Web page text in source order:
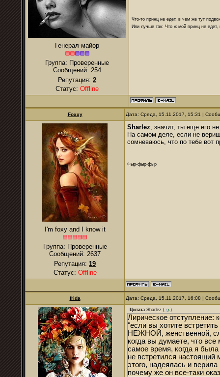
Генерал-майор
Группа: Проверенные
Сообщений: 254
Репутация: 2
Статус: Offline
Что-то принц не едет, в чем же тут
Или лучше так: Что ж мой принц не едет,
Foxxy Дата: Среда, 15.11.2017, 15:31 |
I'm foxy and I know it
Группа: Проверенные
Сообщений: 2637
Репутация: 19
Статус: Offline
Sharlez, значит, ты еще его
На самом деле, если не
сомневаюсь, что по тебе вот
Фыр-фыр-фыр
frida Дата: Среда, 15.11.2017, 16:08 |
Цитата Sharlez ( )
Лирическое отступление:
"если вы хотите
НЕЖНОЙ, женственной,
когда вы думаете, что
самое время, когда я
не встретился
этого, надеялась и
почему же он все-таки